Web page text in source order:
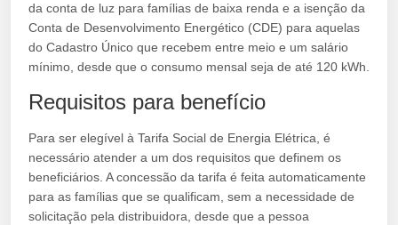
da conta de luz para famílias de baixa renda e a isenção da
Conta de Desenvolvimento Energético (CDE) para aquelas
do Cadastro Único que recebem entre meio e um salário
mínimo, desde que o consumo mensal seja de até 120 kWh.
Requisitos para benefício
Para ser elegível à Tarifa Social de Energia Elétrica, é
necessário atender a um dos requisitos que definem os
beneficiários. A concessão da tarifa é feita automaticamente
para as famílias que se qualificam, sem a necessidade de
solicitação pela distribuidora, desde que a pessoa